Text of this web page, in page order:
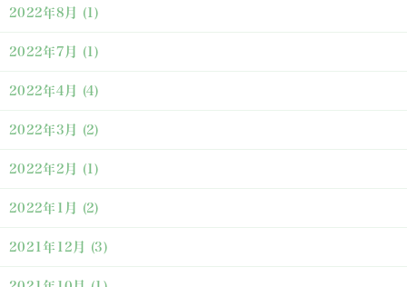
2022年8月 (1)
2022年7月 (1)
2022年4月 (4)
2022年3月 (2)
2022年2月 (1)
2022年1月 (2)
2021年12月 (3)